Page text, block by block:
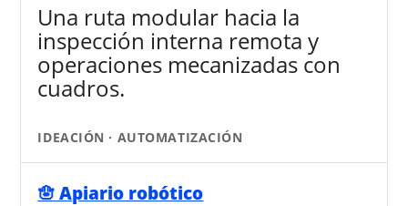
Una ruta modular hacia la
inspección interna remota y
operaciones mecanizadas con
cuadros.
IDEACIÓN · AUTOMATIZACIÓN
🪬 Apiario robótico